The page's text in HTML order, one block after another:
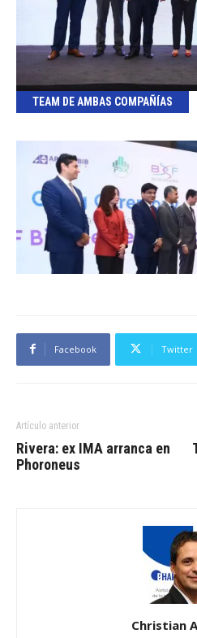
TEAM DE AMBAS COMPAÑÍAS
Facebook Twitter
Artículo anterior
Rivera: ex IMA arranca en
Phoroneus
Christian